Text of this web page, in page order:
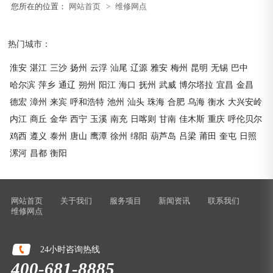
您所在的位置： 网站首页 > 维修网点
热门城市：
淮安 湛江 三沙 扬州 云浮 汕尾 辽源 雅安 梅州 昆明 无锡 巴中
哈尔滨 萍乡 通辽 朔州 阳江 海口 抚州 武威 博尔塔拉 宜昌 金昌
德宏 漳州 来宾 呼和浩特 池州 汕头 珠海 合肥 乌海 衡水 大兴安岭
内江 商丘 金华 西宁 玉溪 南充 日喀则 甘南 佳木斯 重庆 呼伦贝尔
鸡西 遵义 泰州 唐山 鹰潭 徐州 绵阳 葫芦岛 吕梁 莆田 奎屯 日照
漯河 昌都 衡阳
网站首页 关于我们 服务项目 新闻资讯
联系我们
维修网点
24小时咨询热线
400-681-8885